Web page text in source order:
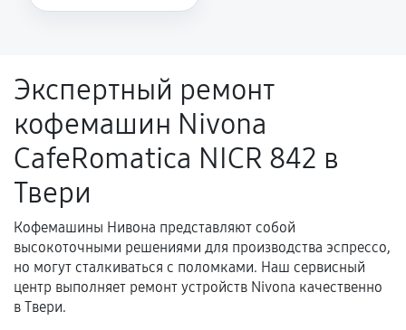
Поломка установленной детали при
нормальной эксплуатации в течение
гарантийного срока.
Несоответствие комплектующей заявленным
техническим характеристикам.
Документы для подтверждения
гарантии
Экспертный ремонт
кофемашин Nivona
CafeRomatica NICR 842 в
Твери
Кофемашины Нивона представляют собой
высокоточными решениями для производства эспрессо,
но могут сталкиваться с поломками. Наш сервисный
центр выполняет ремонт устройств Nivona качественно
в Твери.